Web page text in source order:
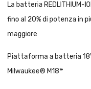
La batteria REDLITHIUM-
fino al 20% di potenza in
maggiore
Piattaforma a batteria
Milwaukee® M18™